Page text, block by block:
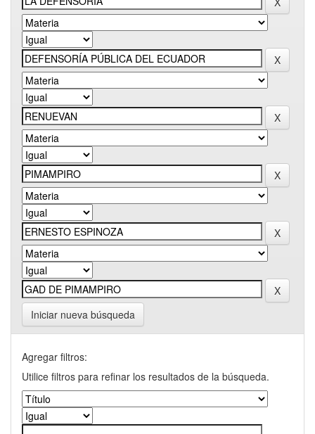
Iniciar nueva búsqueda
Agregar filtros:
Utilice filtros para refinar los resultados de la búsqueda.